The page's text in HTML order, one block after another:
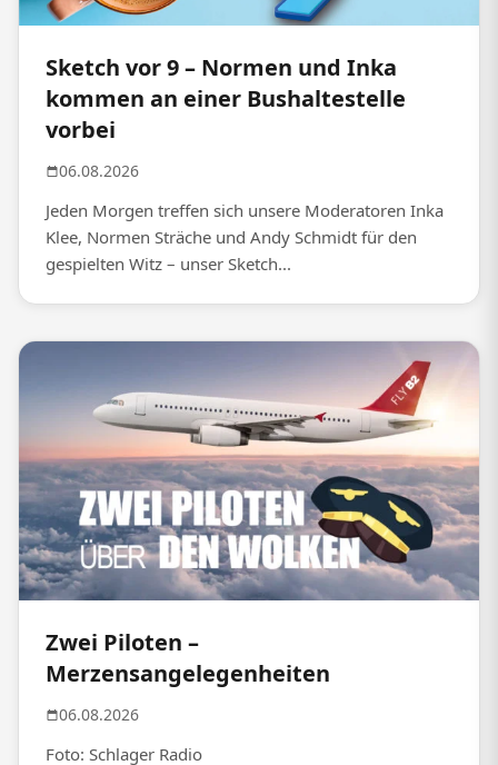
Sketch vor 9 – Normen und Inka
kommen an einer Bushaltestelle
vorbei
06.08.2026
Jeden Morgen treffen sich unsere Moderatoren Inka
Klee, Normen Sträche und Andy Schmidt für den
gespielten Witz – unser Sketch...
Zwei Piloten –
Merzensangelegenheiten
06.08.2026
Foto: Schlager Radio